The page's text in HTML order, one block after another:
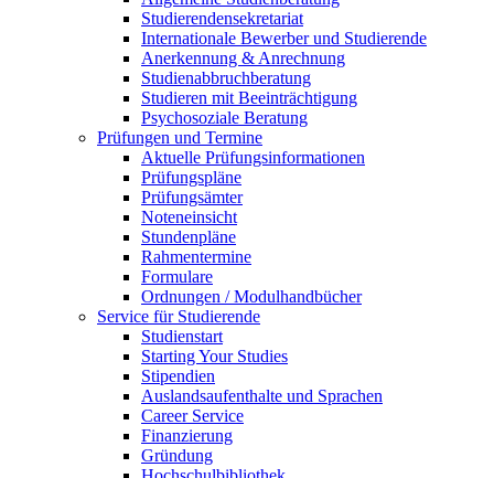
Studierendensekretariat
Internationale Bewerber und Studierende
Anerkennung & Anrechnung
Studienabbruchberatung
Studieren mit Beeinträchtigung
Psychosoziale Beratung
Prüfungen und Termine
Aktuelle Prüfungsinformationen
Prüfungspläne
Prüfungsämter
Noteneinsicht
Stundenpläne
Rahmentermine
Formulare
Ordnungen / Modulhandbücher
Service für Studierende
Studienstart
Starting Your Studies
Stipendien
Auslandsaufenthalte und Sprachen
Career Service
Finanzierung
Gründung